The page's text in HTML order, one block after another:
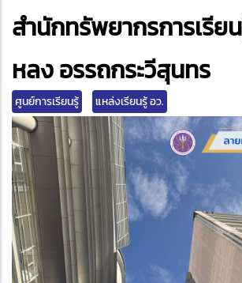
สำนักทรัพยากรการเรี
หลง อรรถกระวีสุนทร
ศูนย์การเรียนรู้ แหล่งเรียนรู้ อว.